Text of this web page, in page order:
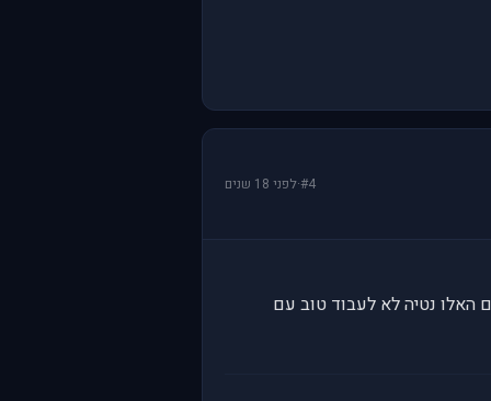
#4
·לפני 18 שנים
האלו נטיה לא לעבוד טוב עם